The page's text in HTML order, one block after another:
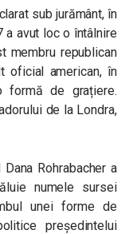
sub jurământ, în
a avut loc o întâlnire
membru republican
oficial american, în
formă de grațiere.
de la Londra,
Rohrabacher a
numele sursei
unei forme de
președintelui